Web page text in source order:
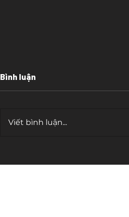
Bình luận
Viết bình luận...